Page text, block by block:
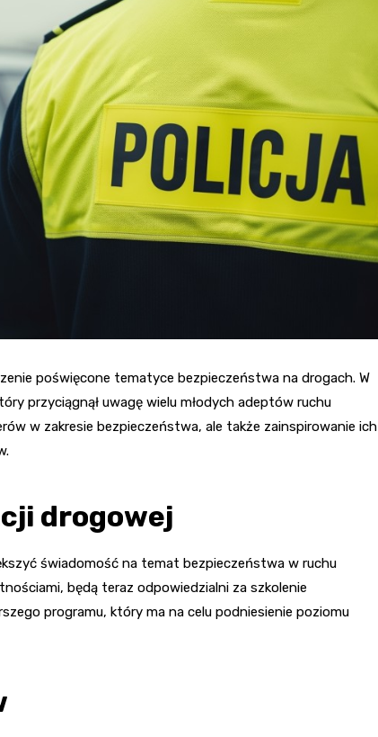
Poczta
Kino
Księgarnia
poświęcone tematyce bezpieczeństwa na drogach. W
przyciągnął uwagę wielu młodych adeptów ruchu
w zakresie bezpieczeństwa, ale także zainspirowanie ich
drogowej
świadomość na temat bezpieczeństwa w ruchu
będą teraz odpowiedzialni za szkolenie
programu, który ma na celu podniesienie poziomu